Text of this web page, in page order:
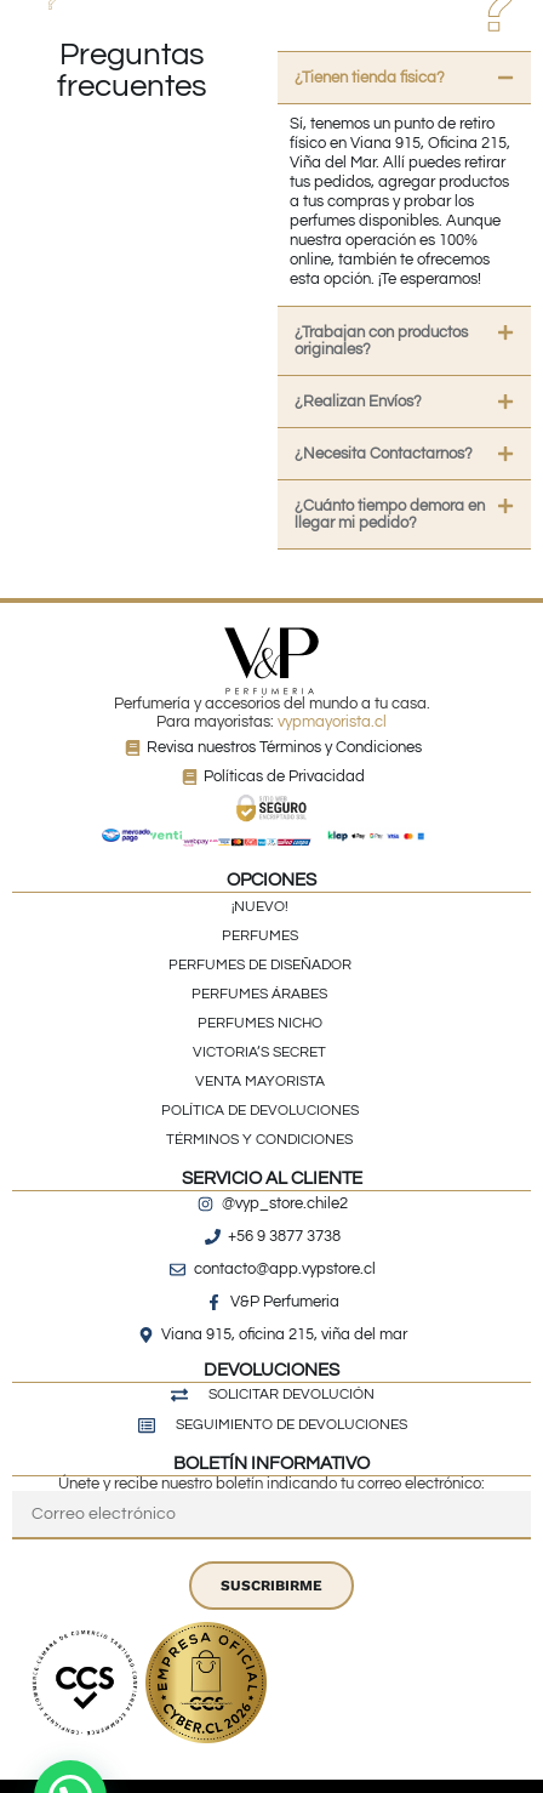
Preguntas
frecuentes
¿Tienen tienda fisica?
Sí, tenemos un punto de retiro
físico en Viana 915, Oficina 215,
Viña del Mar. Allí puedes retirar
tus pedidos, agregar productos
a tus compras y probar los
perfumes disponibles. Aunque
nuestra operación es 100%
online, también te ofrecemos
esta opción. ¡Te esperamos!
¿Trabajan con productos
originales?
¿Realizan Envíos?
¿Necesita Contactarnos?
¿Cuánto tiempo demora en
llegar mi pedido?
Perfumería y accesorios del mundo a tu casa.
Para mayoristas: vypmayorista.cl
Revisa nuestros Términos y Condiciones
Políticas de Privacidad
OPCIONES
¡NUEVO!
PERFUMES
PERFUMES DE DISEÑADOR
PERFUMES ÁRABES
PERFUMES NICHO
VICTORIA’S SECRET
VENTA MAYORISTA
POLÍTICA DE DEVOLUCIONES
TÉRMINOS Y CONDICIONES
SERVICIO AL CLIENTE
@vyp_store.chile2
+56 9 3877 3738
contacto@app.vypstore.cl
V&P Perfumeria
Viana 915, oficina 215, viña del mar
DEVOLUCIONES
SOLICITAR DEVOLUCIÓN
SEGUIMIENTO DE DEVOLUCIONES
BOLETÍN INFORMATIVO
Únete y recibe nuestro boletín indicando tu correo electrónico:
SUSCRIBIRME